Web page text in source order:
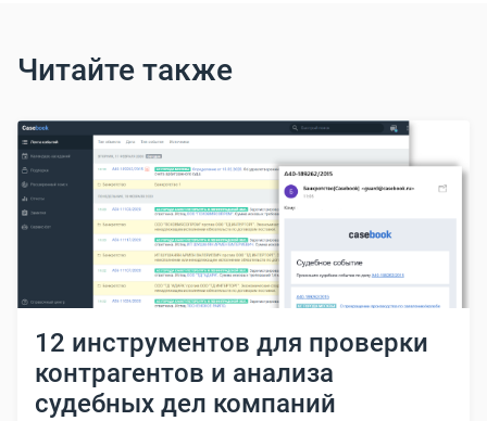
Читайте также
12 инструментов для проверки
контрагентов и анализа
судебных дел компаний